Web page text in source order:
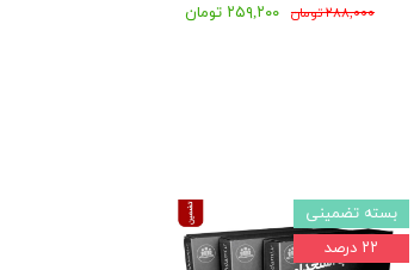
۲۸۸,۰۰۰ تومان ۲۵۹,۲۰۰ تومان
بسته تضمینی
۲۲ درصد